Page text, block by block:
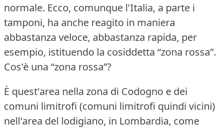
normale. Ecco, comunque l'Italia, a parte i
tamponi, ha anche reagito in maniera
abbastanza veloce, abbastanza rapida, per
esempio, istituendo la cosiddetta “zona rossa”.
Cos'è una “zona rossa”?
È quest'area nella zona di Codogno e dei
comuni limitrofi (comuni limitrofi quindi vicini)
nell'area del lodigiano, in Lombardia, come